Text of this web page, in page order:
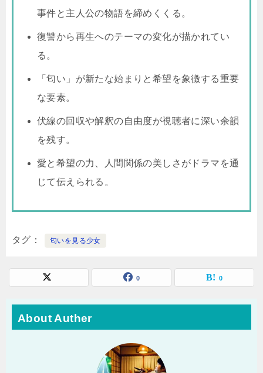
事件と主人公の物語を締めくくる。
復讐から再生へのテーマの変化が描かれてい
る。
「匂い」が新たな始まりと希望を象徴する重要
な要素。
伏線の回収や解釈の自由度が視聴者に深い余韻
を残す。
愛と希望の力、人間関係の美しさがドラマを通
じて伝えられる。
タグ 匂いを見る少女
0 0
About Auther